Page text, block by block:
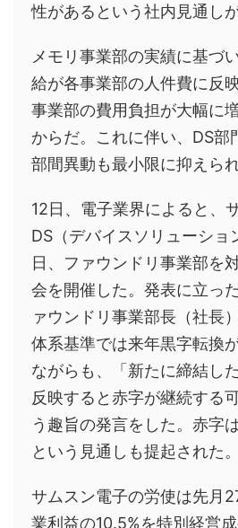
性があるという社内見通し
メモリ事業部の実績に基づ
給が各事業部の人件費に反
事業部の費用負担が大幅に
からだ。これに伴い、DS部
部間異動も最小限に抑えら
12日、電子業界によると、
DS（デバイスソリューショ
日、ファウンドリ事業部を
会を開催した。発表に立っ
ァウンドリ事業部長（社長
体系基準では来年黒字転換
ながらも、「新たに締結し
反映すると赤字が継続する
う趣旨の発言をした。赤字
という見通しも提起された。
サムスン電子の労使は先月
業利益の10.5%を特別経営